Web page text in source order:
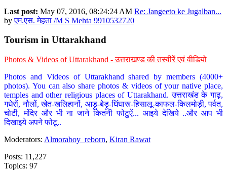
Last post: May 07, 2016, 08:24:24 AM Re: Jangeeto ke Jugalban...
byएम.एस. मेहता /M S Mehta 9910532720
Tourism in Uttarakhand
Photos & Videos of Uttarakhand - उत्तराखण्ड की तस्वीरें एवं वीडियो
Photos and Videos of Uttarakhand shared by members (4000+
photos). You can also share photos & videos of your native place,
temples and other religious places of Uttarakhand. उत्तराखंड के गाढ़,
गधेरों, नौलों, खेत-खलिहानों, आड़ू-बेड़ू-घिंघारू-हिसालू-काफल-किलमोड़ी, पर्वत,
चोटी, मंदिर और भी ना जाने कितनी फोटुऐं... आइये देखिये ..और आप भी
दिखाइये अपने फोटू..
Moderators: Almoraboy_reborn, Kiran Rawat
Posts: 11,227
Topics: 97